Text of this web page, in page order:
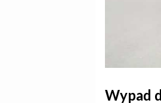
Wypad